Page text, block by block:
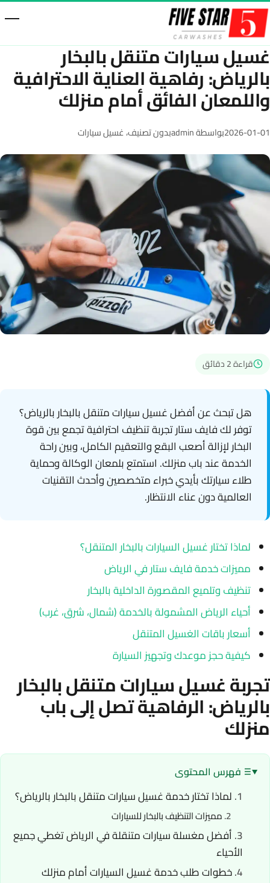
تخطّى إلى المحتوى
غسيل سيارات متنقل بالبخار
بالرياض: رفاهية العناية الاحترافية
واللمعان الفائق أمام منزلك
2026-01-01بواسطة admin بدون تصنيف،غسيل سيارات
قراءة 2 دقائق
هل تبحث عن أفضل غسيل سيارات متنقل بالبخار بالرياض؟
توفر لك فايف ستار تجربة تنظيف احترافية تجمع بين قوة
البخار لإزالة أصعب البقع والتعقيم الكامل، وبين راحة
الخدمة عند باب منزلك. استمتع بلمعان الوكالة وحماية
طلاء سيارتك بأيدي خبراء متخصصين وأحدث التقنيات
العالمية دون عناء الانتظار.
لماذا تختار غسيل السيارات بالبخار المتنقل؟
مميزات خدمة فايف ستار في الرياض
تنظيف وتلميع المقصورة الداخلية بالبخار
أحياء الرياض المشمولة بالخدمة (شمال، شرق، غرب)
أسعار باقات الغسيل المتنقل
كيفية حجز موعدك وتجهيز السيارة
تجربة غسيل سيارات متنقل بالبخار
بالرياض: الرفاهية تصل إلى باب
منزلك
فهرس المحتوى
لماذا تختار خدمة غسيل سيارات متنقل بالبخار بالرياض؟
مميزات التنظيف بالبخار للسيارات
أفضل مغسلة سيارات متنقلة في الرياض تغطي جميع
الأحياء
خطوات طلب خدمة غسيل السيارات أمام منزلك